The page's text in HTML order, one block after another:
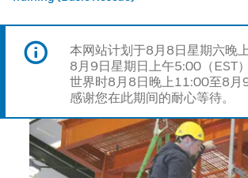
本网站计划于8月8日星期六晚
8月9日星期日上午5:00（EST
世界时8月8日晚上11:00至8月
感谢您在此期间的耐心等待。